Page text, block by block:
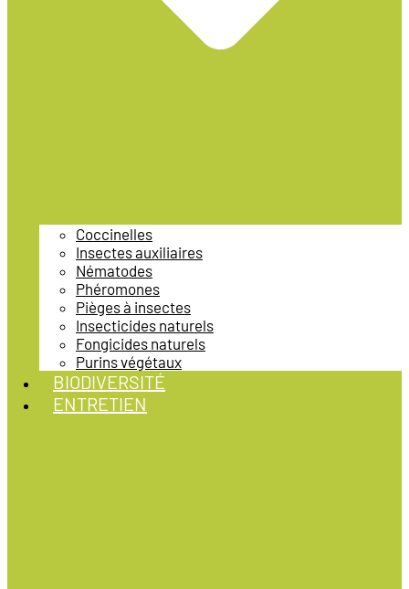
Coccinelles
Insectes auxiliaires
Nématodes
Phéromones
Pièges à insectes
Insecticides naturels
Fongicides naturels
Purins végétaux
BIODIVERSITÉ
ENTRETIEN